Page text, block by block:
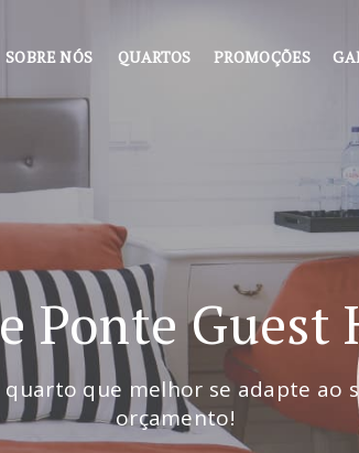
SOBRE NÓS QUARTOS PROMOÇÕES
Ponte Guest
quarto que melhor se adapte ao
orçamento!